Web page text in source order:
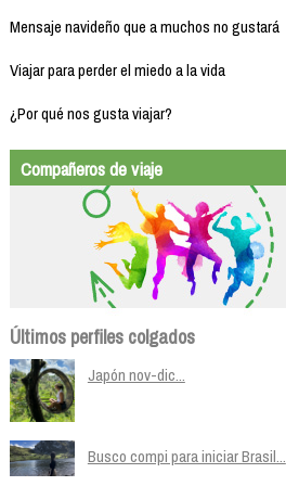
Mensaje navideño que a muchos no gustará
Viajar para perder el miedo a la vida
¿Por qué nos gusta viajar?
Compañeros de viaje
Últimos perfiles colgados
Japón nov-dic...
Busco compi para iniciar Brasil...